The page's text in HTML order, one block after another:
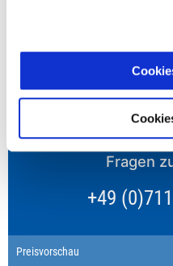
reduzierten oder den
Zuschlag zurück.
Fragen
+49
Preisvorschau